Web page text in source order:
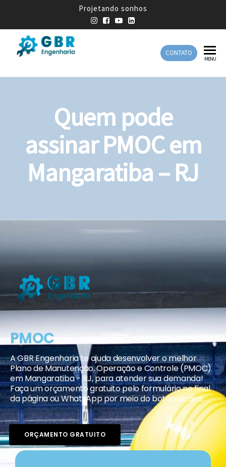
Projetando sonhos
Engenharia
Engenharia
CONTATO
MENU
Quem pode
assinar PMOC em
Mangaratiba – RJ
PMOC
A GBR Engenharia te ajuda desenvolver o melhor
Plano de Manutenção, Operação e Controle (PMOC)
em Mangaratiba - RJ, para atender sua demanda!
Faça um orçamento gratuito pelo formulário no final
da página ou WhatsApp por meio do botão abaixo.
ORÇAMENTO GRATUITO